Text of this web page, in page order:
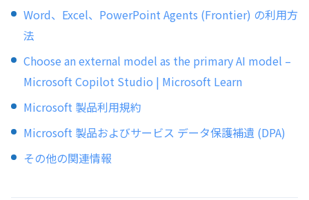
Word、Excel、PowerPoint Agents (Frontier) の利用方
法
Choose an external model as the primary AI model –
Microsoft Copilot Studio | Microsoft Learn
Microsoft 製品利用規約
Microsoft 製品およびサービス データ保護補遺 (DPA)
その他の関連情報